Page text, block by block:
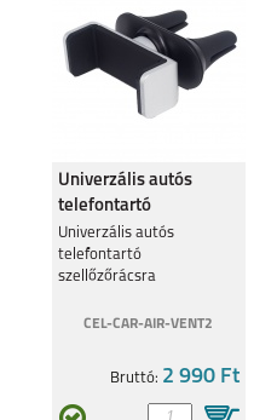
Univerzális autós
telefontartó
szellőzőrácsra
Univerzális autós
telefontartó
szellőzőrácsra
CEL-CAR-AIR-VENT2
Bruttó: 2 990 Ft